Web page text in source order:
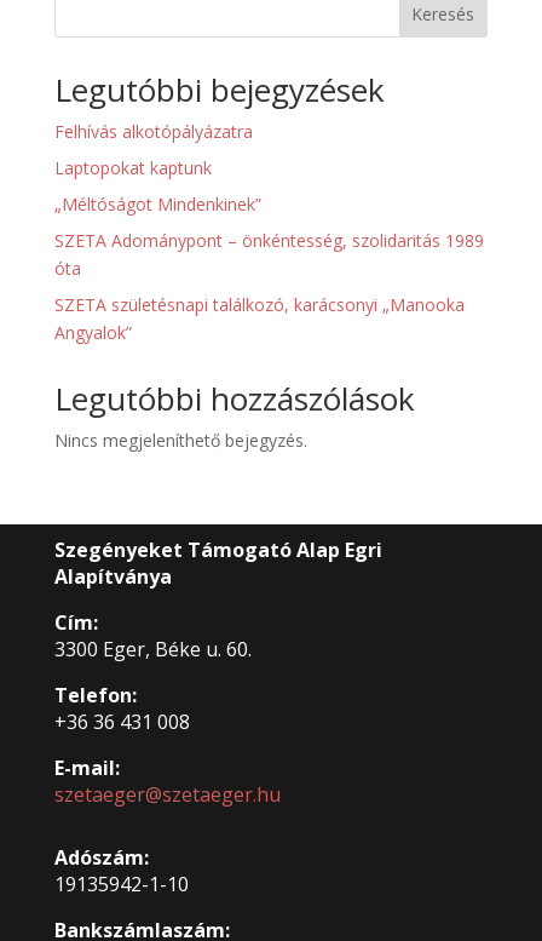
Keresés
Legutóbbi bejegyzések
Felhívás alkotópályázatra
Laptopokat kaptunk
„Méltóságot Mindenkinek”
SZETA Adománypont – önkéntesség, szolidaritás 1989
óta
SZETA születésnapi találkozó, karácsonyi „Manooka
Angyalok”
Legutóbbi hozzászólások
Nincs megjeleníthető bejegyzés.
Szegényeket Támogató Alap Egri
Alapítványa
Cím:
3300 Eger, Béke u. 60.
Telefon:
+36 36 431 008
E-mail:
szetaeger@szetaeger.hu
Adószám:
19135942-1-10
Bankszámlaszám: